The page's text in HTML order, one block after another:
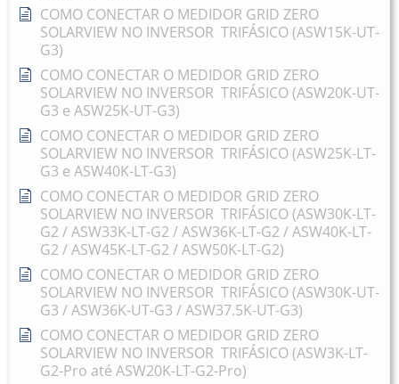
COMO CONECTAR O MEDIDOR GRID ZERO
SOLARVIEW NO INVERSOR TRIFÁSICO (ASW15K-UT-
G3)
COMO CONECTAR O MEDIDOR GRID ZERO
SOLARVIEW NO INVERSOR TRIFÁSICO (ASW20K-UT-
G3 e ASW25K-UT-G3)
COMO CONECTAR O MEDIDOR GRID ZERO
SOLARVIEW NO INVERSOR TRIFÁSICO (ASW25K-LT-
G3 e ASW40K-LT-G3)
COMO CONECTAR O MEDIDOR GRID ZERO
SOLARVIEW NO INVERSOR TRIFÁSICO (ASW30K-LT-
G2 / ASW33K-LT-G2 / ASW36K-LT-G2 / ASW40K-LT-
G2 / ASW45K-LT-G2 / ASW50K-LT-G2)
COMO CONECTAR O MEDIDOR GRID ZERO
SOLARVIEW NO INVERSOR TRIFÁSICO (ASW30K-UT-
G3 / ASW36K-UT-G3 / ASW37.5K-UT-G3)
COMO CONECTAR O MEDIDOR GRID ZERO
SOLARVIEW NO INVERSOR TRIFÁSICO (ASW3K-LT-
G2-Pro até ASW20K-LT-G2-Pro)